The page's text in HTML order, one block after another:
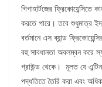
গিগাহার্টজের ফ্রিকোয়েন্সিতে
করতে পারে। তবে শুধুমাত্র
বর্তমানে এস ব্যান্ড
বহু সাবধানতা অবলম্বন করে
গ্রাউন্ড থেকে। মূলত যে
পদ্ধতিতে তৈরি করা এবং